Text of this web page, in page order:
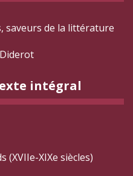
saveurs de la littérature
intégral
XIXe siècles)